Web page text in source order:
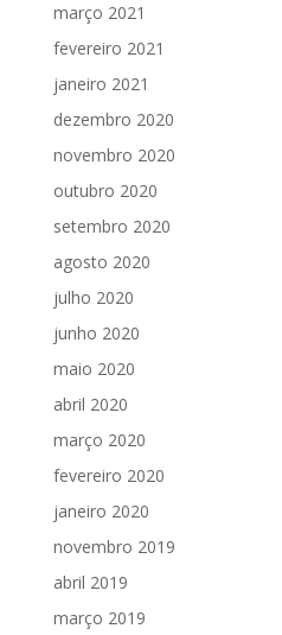
março 2021
fevereiro 2021
janeiro 2021
dezembro 2020
novembro 2020
outubro 2020
setembro 2020
agosto 2020
julho 2020
junho 2020
maio 2020
abril 2020
março 2020
fevereiro 2020
janeiro 2020
novembro 2019
abril 2019
março 2019